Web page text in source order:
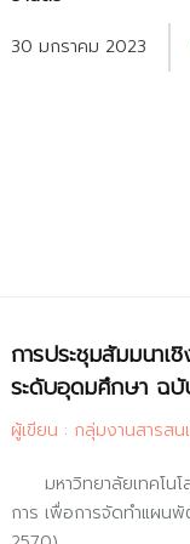
30 มกราคม 2023
การประชุมสัมมนา
ระดับอุดมศึกษา ฉบั
ผู้เขียน : กลุ่มงานสารส
มหาวิทยาลัยเทคโน
การ เพื่อการจัดทำแผน